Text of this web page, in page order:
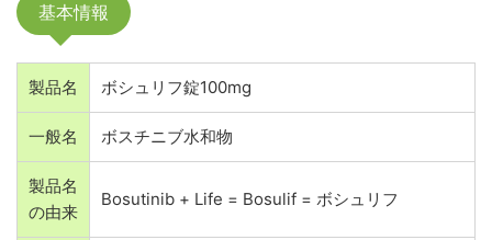
基本情報
製品名 ボシュリフ錠100mg
一般名 ボスチニブ水和物
製品名
の由来
Bosutinib + Life = Bosulif = ボシュリフ